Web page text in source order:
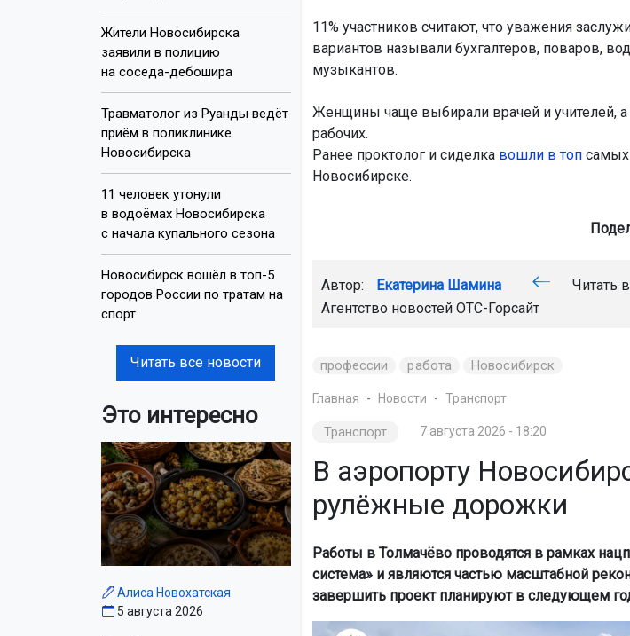
Жители Новосибирска
заявили в полицию
на соседа-дебошира
Травматолог из Руанды ведёт
приём в поликлинике
Новосибирска
11 человек утонули
в водоёмах Новосибирска
с начала купального сезона
Новосибирск вошёл в топ-5
городов России по тратам на
спорт
Читать все новости
Это интересно
Алиса Новохатская
5 августа 2026
11% участников считают, что уважения
вариантов называли бухгалтеров, поваров,
музыкантов.
Женщины чаще выбирали врачей и учителей,
рабочих.
Ранее проктолог и сиделка вошли в топсамых
Новосибирске.
Автор: Екатерина Шамина
Читать
Агентство новостей ОТС-Горсайт
профессии работа Новосибирск
Главная Новости Транспорт
Транспорт 7 августа 2026 - 18:20
В аэропорту
рулёжные дорожки
Работы в Толмачёво проводятся в рамках
система» и являются частью масштабной
завершить проект планируют в следующем